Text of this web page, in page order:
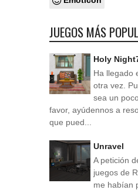
JUEGOS MÁS
Holy
Ha llegado
otra vez.
sea un
favor, ayúdennos a
que pued...
Unravel
A petición
juegos de
me habían